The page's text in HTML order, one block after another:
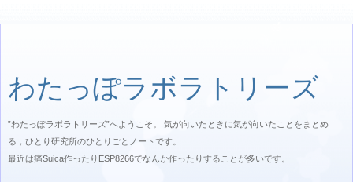
わたっぽラボラトリーズ
”わたっぽラボラトリーズ”へようこそ。 気が向いたときに気が向いたことをまとめ
る，ひとり研究所のひとりごとノートです。
最近は痛Suica作ったりESP8266でなんか作ったりすることが多いです。